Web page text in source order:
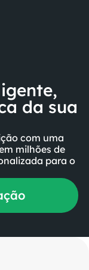
da sua
com uma
milhões de
para o